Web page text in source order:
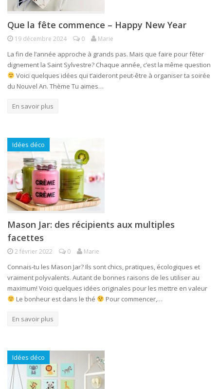
Que la fête commence – Happy New Year
19 décembre 2024 0 Marie
La fin de l’année approche à grands pas. Mais que faire pour fêter
dignement la Saint Sylvestre? Chaque année, c’est la même question
Voici quelques idées qui t’aideront peut-être à organiser ta soirée
du Nouvel An. Thème Tu aimes…
En savoir plus
Idées déco
Mason Jar: des récipients aux multiples
facettes
2 février 2022 0 Marie
Connais-tu les Mason Jar? Ils sont chics, pratiques, écologiques et
vraiment polyvalents. Autant de bonnes raisons de les utiliser au
maximum! Voici quelques idées originales pour les mettre en valeur
Le bonheur est dans le thé
Pour commencer,…
En savoir plus
Idées déco